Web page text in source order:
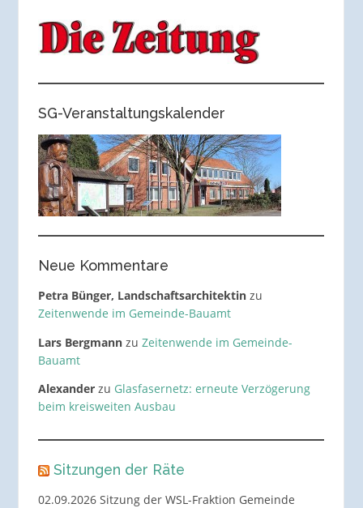
SG-Veranstaltungskalender
Neue Kommentare
Petra Bünger, Landschaftsarchitektinzu
Zeitenwende im Gemeinde-Bauamt
Lars Bergmannzu Zeitenwende im Gemeinde-
Bauamt
Alexanderzu Glasfasernetz: erneute Verzögerung
beim kreisweiten Ausbau
Sitzungen der Räte
02.09.2026 Sitzung der WSL-Fraktion Gemeinde